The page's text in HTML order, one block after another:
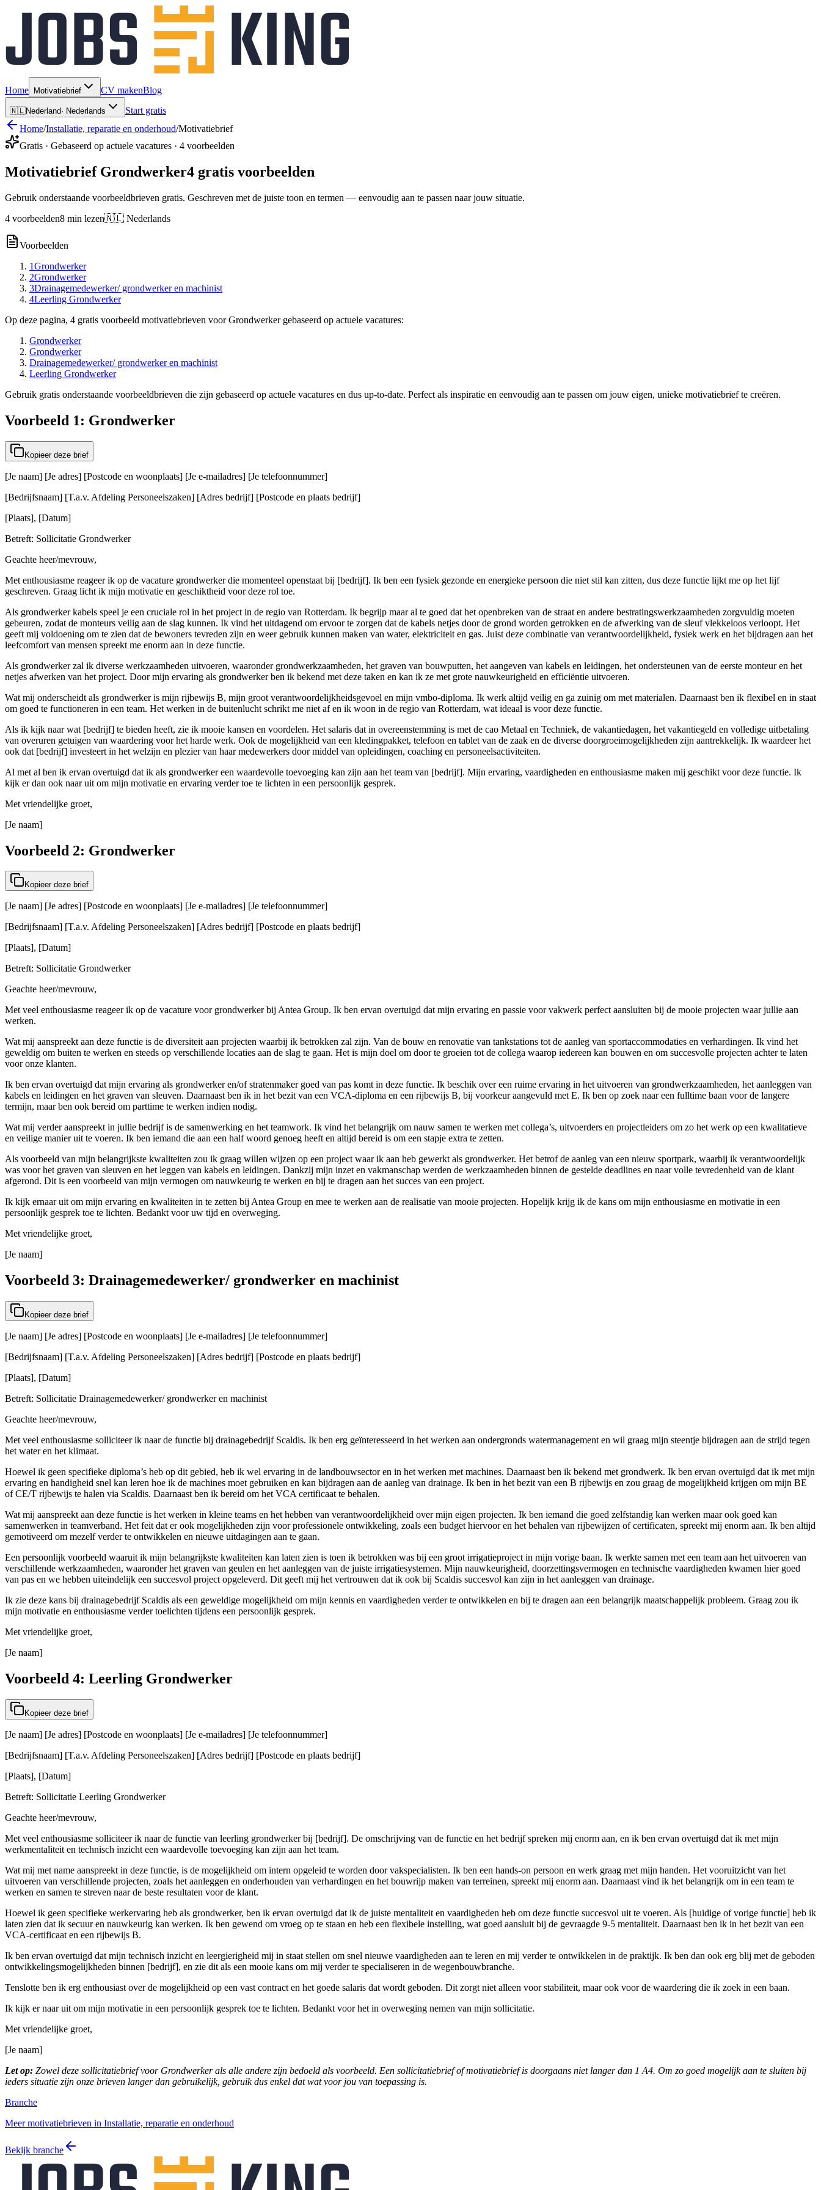
Home Motivatiebrief CV makenBlog
🇳🇱Nederland· Nederlands
Start gratis
Home/Installatie, reparatie en onderhoud/Motivatiebrief
Gratis · Gebaseerd op actuele vacatures · 4 voorbeelden
Motivatiebrief Grondwerker4 gratis voorbeelden
Gebruik onderstaande voorbeeldbrieven gratis. Geschreven met de juiste toon en termen — eenvoudig aan te passen naar jouw situatie.
4 voorbeelden8 min lezen🇳🇱 Nederlands
Voorbeelden
1Grondwerker
2Grondwerker
3Drainagemedewerker/ grondwerker en machinist
4Leerling Grondwerker
Op deze pagina, 4 gratis voorbeeld motivatiebrieven voor Grondwerker gebaseerd op actuele vacatures:
Grondwerker
Grondwerker
Drainagemedewerker/ grondwerker en machinist
Leerling Grondwerker
Gebruik gratis onderstaande voorbeeldbrieven die zijn gebaseerd op actuele vacatures en dus up-to-date. Perfect als inspiratie en eenvoudig aan te passen om jouw eigen, unieke motivatiebrief te creëren.
Voorbeeld 1: Grondwerker
Kopieer deze brief
[Je naam] [Je adres] [Postcode en woonplaats] [Je e-mailadres] [Je telefoonnummer]
[Bedrijfsnaam] [T.a.v. Afdeling Personeelszaken] [Adres bedrijf] [Postcode en plaats bedrijf]
[Plaats], [Datum]
Betreft: Sollicitatie Grondwerker
Geachte heer/mevrouw,
Met enthousiasme reageer ik op de vacature grondwerker die momenteel openstaat bij [bedrijf]. Ik ben een fysiek gezonde en energieke persoon die niet stil kan zitten, dus deze functie lijkt me op het lijf
geschreven. Graag licht ik mijn motivatie en geschiktheid voor deze rol toe.
Als grondwerker kabels speel je een cruciale rol in het project in de regio van Rotterdam. Ik begrijp maar al te goed dat het openbreken van de straat en andere bestratingswerkzaamheden zorgvuldig moeten
gebeuren, zodat de monteurs veilig aan de slag kunnen. Ik vind het uitdagend om ervoor te zorgen dat de kabels netjes door de grond worden getrokken en de afwerking van de sleuf vlekkeloos verloopt. Het
geeft mij voldoening om te zien dat de bewoners tevreden zijn en weer gebruik kunnen maken van water, elektriciteit en gas. Juist deze combinatie van verantwoordelijkheid, fysiek werk en het bijdragen aan het
leefcomfort van mensen spreekt me enorm aan in deze functie.
Als grondwerker zal ik diverse werkzaamheden uitvoeren, waaronder grondwerkzaamheden, het graven van bouwputten, het aangeven van kabels en leidingen, het ondersteunen van de eerste monteur en het
netjes afwerken van het project. Door mijn ervaring als grondwerker ben ik bekend met deze taken en kan ik ze met grote nauwkeurigheid en efficiëntie uitvoeren.
Wat mij onderscheidt als grondwerker is mijn rijbewijs B, mijn groot verantwoordelijkheidsgevoel en mijn vmbo-diploma. Ik werk altijd veilig en ga zuinig om met materialen. Daarnaast ben ik flexibel en in staat
om goed te functioneren in een team. Het werken in de buitenlucht schrikt me niet af en ik woon in de regio van Rotterdam, wat ideaal is voor deze functie.
Als ik kijk naar wat [bedrijf] te bieden heeft, zie ik mooie kansen en voordelen. Het salaris dat in overeenstemming is met de cao Metaal en Techniek, de vakantiedagen, het vakantiegeld en volledige uitbetaling
van overuren getuigen van waardering voor het harde werk. Ook de mogelijkheid van een kledingpakket, telefoon en tablet van de zaak en de diverse doorgroeimogelijkheden zijn aantrekkelijk. Ik waardeer het
ook dat [bedrijf] investeert in het welzijn en plezier van haar medewerkers door middel van opleidingen, coaching en personeelsactiviteiten.
Al met al ben ik ervan overtuigd dat ik als grondwerker een waardevolle toevoeging kan zijn aan het team van [bedrijf]. Mijn ervaring, vaardigheden en enthousiasme maken mij geschikt voor deze functie. Ik
kijk er dan ook naar uit om mijn motivatie en ervaring verder toe te lichten in een persoonlijk gesprek.
Met vriendelijke groet,
[Je naam]
Voorbeeld 2: Grondwerker
Kopieer deze brief
[Je naam] [Je adres] [Postcode en woonplaats] [Je e-mailadres] [Je telefoonnummer]
[Bedrijfsnaam] [T.a.v. Afdeling Personeelszaken] [Adres bedrijf] [Postcode en plaats bedrijf]
[Plaats], [Datum]
Betreft: Sollicitatie Grondwerker
Geachte heer/mevrouw,
Met veel enthousiasme reageer ik op de vacature voor grondwerker bij Antea Group. Ik ben ervan overtuigd dat mijn ervaring en passie voor vakwerk perfect aansluiten bij de mooie projecten waar jullie aan
werken.
Wat mij aanspreekt aan deze functie is de diversiteit aan projecten waarbij ik betrokken zal zijn. Van de bouw en renovatie van tankstations tot de aanleg van sportaccommodaties en verhardingen. Ik vind het
geweldig om buiten te werken en steeds op verschillende locaties aan de slag te gaan. Het is mijn doel om door te groeien tot de collega waarop iedereen kan bouwen en om succesvolle projecten achter te laten
voor onze klanten.
Ik ben ervan overtuigd dat mijn ervaring als grondwerker en/of stratenmaker goed van pas komt in deze functie. Ik beschik over een ruime ervaring in het uitvoeren van grondwerkzaamheden, het aanleggen van
kabels en leidingen en het graven van sleuven. Daarnaast ben ik in het bezit van een VCA-diploma en een rijbewijs B, bij voorkeur aangevuld met E. Ik ben op zoek naar een fulltime baan voor de langere
termijn, maar ben ook bereid om parttime te werken indien nodig.
Wat mij verder aanspreekt in jullie bedrijf is de samenwerking en het teamwork. Ik vind het belangrijk om nauw samen te werken met collega’s, uitvoerders en projectleiders om zo het werk op een kwalitatieve
en veilige manier uit te voeren. Ik ben iemand die aan een half woord genoeg heeft en altijd bereid is om een stapje extra te zetten.
Als voorbeeld van mijn belangrijkste kwaliteiten zou ik graag willen wijzen op een project waar ik aan heb gewerkt als grondwerker. Het betrof de aanleg van een nieuw sportpark, waarbij ik verantwoordelijk
was voor het graven van sleuven en het leggen van kabels en leidingen. Dankzij mijn inzet en vakmanschap werden de werkzaamheden binnen de gestelde deadlines en naar volle tevredenheid van de klant
afgerond. Dit is een voorbeeld van mijn vermogen om nauwkeurig te werken en bij te dragen aan het succes van een project.
Ik kijk ernaar uit om mijn ervaring en kwaliteiten in te zetten bij Antea Group en mee te werken aan de realisatie van mooie projecten. Hopelijk krijg ik de kans om mijn enthousiasme en motivatie in een
persoonlijk gesprek toe te lichten. Bedankt voor uw tijd en overweging.
Met vriendelijke groet,
[Je naam]
Voorbeeld 3: Drainagemedewerker/ grondwerker en machinist
Kopieer deze brief
[Je naam] [Je adres] [Postcode en woonplaats] [Je e-mailadres] [Je telefoonnummer]
[Bedrijfsnaam] [T.a.v. Afdeling Personeelszaken] [Adres bedrijf] [Postcode en plaats bedrijf]
[Plaats], [Datum]
Betreft: Sollicitatie Drainagemedewerker/ grondwerker en machinist
Geachte heer/mevrouw,
Met veel enthousiasme solliciteer ik naar de functie bij drainagebedrijf Scaldis. Ik ben erg geïnteresseerd in het werken aan ondergronds watermanagement en wil graag mijn steentje bijdragen aan de strijd tegen
het water en het klimaat.
Hoewel ik geen specifieke diploma’s heb op dit gebied, heb ik wel ervaring in de landbouwsector en in het werken met machines. Daarnaast ben ik bekend met grondwerk. Ik ben ervan overtuigd dat ik met mijn
ervaring en handigheid snel kan leren hoe ik de machines moet gebruiken en kan bijdragen aan de aanleg van drainage. Ik ben in het bezit van een B rijbewijs en zou graag de mogelijkheid krijgen om mijn BE
of CE/T rijbewijs te halen via Scaldis. Daarnaast ben ik bereid om het VCA certificaat te behalen.
Wat mij aanspreekt aan deze functie is het werken in kleine teams en het hebben van verantwoordelijkheid over mijn eigen projecten. Ik ben iemand die goed zelfstandig kan werken maar ook goed kan
samenwerken in teamverband. Het feit dat er ook mogelijkheden zijn voor professionele ontwikkeling, zoals een budget hiervoor en het behalen van rijbewijzen of certificaten, spreekt mij enorm aan. Ik ben altijd
gemotiveerd om mezelf verder te ontwikkelen en nieuwe uitdagingen aan te gaan.
Een persoonlijk voorbeeld waaruit ik mijn belangrijkste kwaliteiten kan laten zien is toen ik betrokken was bij een groot irrigatieproject in mijn vorige baan. Ik werkte samen met een team aan het uitvoeren van
verschillende werkzaamheden, waaronder het graven van geulen en het aanleggen van de juiste irrigatiesystemen. Mijn nauwkeurigheid, doorzettingsvermogen en technische vaardigheden kwamen hier goed
van pas en we hebben uiteindelijk een succesvol project opgeleverd. Dit geeft mij het vertrouwen dat ik ook bij Scaldis succesvol kan zijn in het aanleggen van drainage.
Ik zie deze kans bij drainagebedrijf Scaldis als een geweldige mogelijkheid om mijn kennis en vaardigheden verder te ontwikkelen en bij te dragen aan een belangrijk maatschappelijk probleem. Graag zou ik
mijn motivatie en enthousiasme verder toelichten tijdens een persoonlijk gesprek.
Met vriendelijke groet,
[Je naam]
Voorbeeld 4: Leerling Grondwerker
Kopieer deze brief
[Je naam] [Je adres] [Postcode en woonplaats] [Je e-mailadres] [Je telefoonnummer]
[Bedrijfsnaam] [T.a.v. Afdeling Personeelszaken] [Adres bedrijf] [Postcode en plaats bedrijf]
[Plaats], [Datum]
Betreft: Sollicitatie Leerling Grondwerker
Geachte heer/mevrouw,
Met veel enthousiasme solliciteer ik naar de functie van leerling grondwerker bij [bedrijf]. De omschrijving van de functie en het bedrijf spreken mij enorm aan, en ik ben ervan overtuigd dat ik met mijn
werkmentaliteit en technisch inzicht een waardevolle toevoeging kan zijn aan het team.
Wat mij met name aanspreekt in deze functie, is de mogelijkheid om intern opgeleid te worden door vakspecialisten. Ik ben een hands-on persoon en werk graag met mijn handen. Het vooruitzicht van het
uitvoeren van verschillende projecten, zoals het aanleggen en onderhouden van verhardingen en het bouwrijp maken van terreinen, spreekt mij enorm aan. Daarnaast vind ik het belangrijk om in een team te
werken en samen te streven naar de beste resultaten voor de klant.
Hoewel ik geen specifieke werkervaring heb als grondwerker, ben ik ervan overtuigd dat ik de juiste mentaliteit en vaardigheden heb om deze functie succesvol uit te voeren. Als [huidige of vorige functie] heb ik
laten zien dat ik secuur en nauwkeurig kan werken. Ik ben gewend om vroeg op te staan en heb een flexibele instelling, wat goed aansluit bij de gevraagde 9-5 mentaliteit. Daarnaast ben ik in het bezit van een
VCA-certificaat en een rijbewijs B.
Ik ben ervan overtuigd dat mijn technisch inzicht en leergierigheid mij in staat stellen om snel nieuwe vaardigheden aan te leren en mij verder te ontwikkelen in de praktijk. Ik ben dan ook erg blij met de geboden
ontwikkelingsmogelijkheden binnen [bedrijf], en zie dit als een mooie kans om mij verder te specialiseren in de wegenbouwbranche.
Tenslotte ben ik erg enthousiast over de mogelijkheid op een vast contract en het goede salaris dat wordt geboden. Dit zorgt niet alleen voor stabiliteit, maar ook voor de waardering die ik zoek in een baan.
Ik kijk er naar uit om mijn motivatie in een persoonlijk gesprek toe te lichten. Bedankt voor het in overweging nemen van mijn sollicitatie.
Met vriendelijke groet,
[Je naam]
Let op: Zowel deze sollicitatiebrief voor Grondwerker als alle andere zijn bedoeld als voorbeeld. Een sollicitatiebrief of motivatiebrief is doorgaans niet langer dan 1 A4. Om zo goed mogelijk aan te sluiten bij
ieders situatie zijn onze brieven langer dan gebruikelijk, gebruik dus enkel dat wat voor jou van toepassing is.
Branche
Meer motivatiebrieven in Installatie, reparatie en onderhoud
Bekijk branche